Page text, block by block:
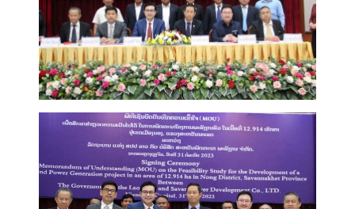
ศู
น
ย์
บ
ริ
ร
ข้
อ